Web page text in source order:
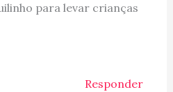
para levar crianças
Responder